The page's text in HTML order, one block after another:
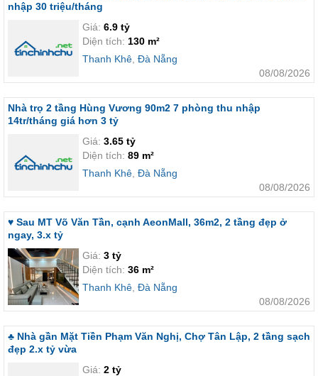
nhập 30 triệu/tháng
Giá: 6.9 tỷ
Diện tích: 130 m²
Thanh Khê Đà Nẵng
08/08/2026
Nhà trọ 2 tầng Hùng Vương 90m2 7 phòng thu nhập
14tr/tháng giá hơn 3 tỷ
Giá: 3.65 tỷ
Diện tích: 89 m²
Thanh Khê Đà Nẵng
08/08/2026
♥ Sau MT Võ Văn Tần, cạnh AeonMall, 36m2, 2 tầng đẹp ở
ngay, 3.x tỷ
Giá: 3 tỷ
Diện tích: 36 m²
Thanh Khê Đà Nẵng
08/08/2026
♣ Nhà gần Mặt Tiền Phạm Văn Nghị, Chợ Tân Lập, 2 tầng sạch
đẹp 2.x tỷ vừa
Giá: 2 tỷ